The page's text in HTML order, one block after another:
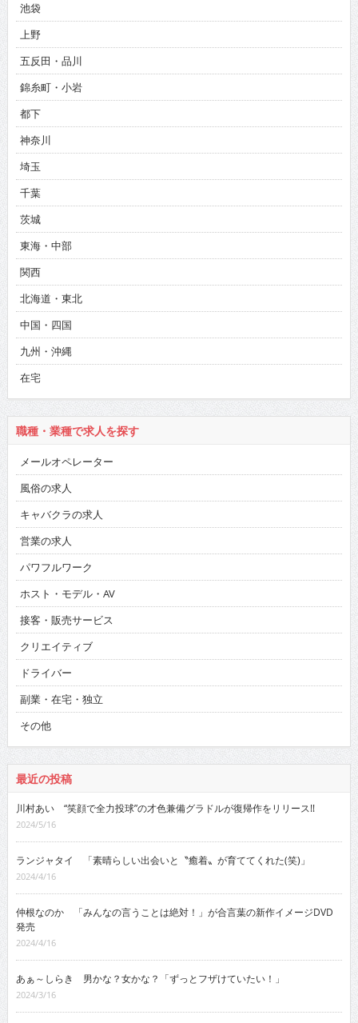
池袋
上野
五反田・品川
錦糸町・小岩
都下
神奈川
埼玉
千葉
茨城
東海・中部
関西
北海道・東北
中国・四国
九州・沖縄
在宅
職種・業種で求人を探す
メールオペレーター
風俗の求人
キャバクラの求人
営業の求人
パワフルワーク
ホスト・モデル・AV
接客・販売サービス
クリエイティブ
ドライバー
副業・在宅・独立
その他
最近の投稿
川村あい “笑顔で全力投球”の才色兼備グラドルが復帰作をリリース!!
2024/5/16
ランジャタイ 「素晴らしい出会いと〝癒着〟が育ててくれた(笑)」
2024/4/16
仲根なのか 「みんなの言うことは絶対！」が合言葉の新作イメージDVD
発売
2024/4/16
あぁ～しらき 男かな？女かな？「ずっとフザけていたい！」
2024/3/16